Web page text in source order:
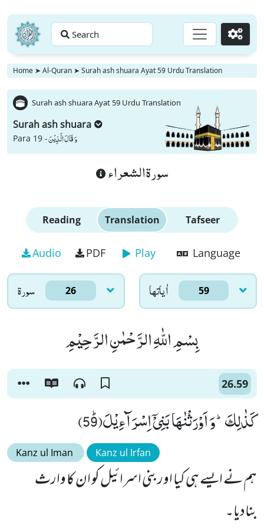
Search Go
Home ➤ Al-Quran ➤ Surah ash shuara Ayat 59 Urdu Translation
Surah ash shuara Ayat 59 Urdu Translation
Surah ash shuara
Para 19 -وَ قَالَ الَّذِیْنَ
سورة الشعراء
Reading Translation Tafseer
Audio PDF Play Language
سورۃ 26 اٰياتها 59
بِسْمِ اللّٰهِ الرَّحْمٰنِ الرَّحِیْمِ
26.59
كَذٰلِكَؕ-وَ اَوْرَثْنٰهَا بَنِیْۤ اِسْرَآءِیْلَﭤ(59)
Kanz ul Iman Kanz ul Irfan
ہم نے ایسے ہی کیا اور بنی اسرائیل کو ان کا وارث
بنادیا۔